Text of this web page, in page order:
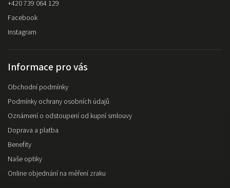
+420 739 064 129
Facebook
Instagram
Informace pro vás
Obchodní podmínky
Podmínky ochrany osobních údajů
Oznámení o odstoupení od kupní smlouvy
Doprava a platba
Benefity
Naše optiky
Online objednání na měření zraku